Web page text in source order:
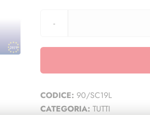
CODICE: 90/SC19L
CATEGORIA: TUTTI